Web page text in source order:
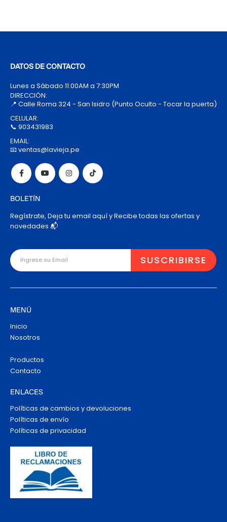
DATOS DE CONTACTO
Lunes a Sábado 11:00AM a 7:30PM
DIRECCIÓN:
📍 Calle Roma 324 - San Isidro (Punto Oculto - Tocar la puerta)
CELULAR:
📞 903431983
EMAIL:
📧 ventas@lavieja.pe
BOLETÍN
Regístrate, Deja tu email aquí y Recibe todas las ofertas y
novedades 📬
MENÚ
Inicio
Nosotros
Productos
Contacto
ENLACES
Políticas de cambios y devoluciones
Políticas de envío
Políticas de privacidad